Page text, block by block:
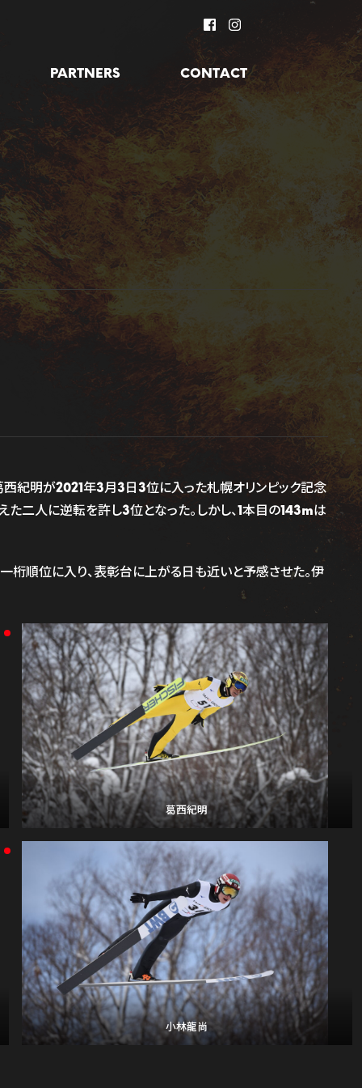
PARTNERS CONTACT
紀明が2021年3月3日3位に入った札幌オリンピック記念
二人に逆転を許し3位となった。しかし、1本目の143mは
桁順位に入り、表彰台に上がる日も近いと予感させた。伊
葛西紀明
小林龍尚